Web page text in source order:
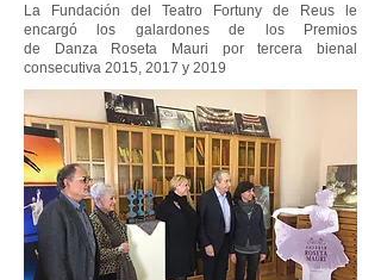
La Fundación del Teatro Fortuny de Reus le
encargó los galardones de los Premios
de Danza Roseta Mauri por tercera bienal
consecutiva 2015, 2017 y 2019